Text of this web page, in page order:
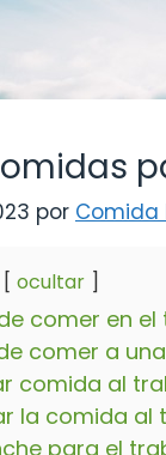
por Comida
ocultar
comer en
comer a
comida al
la comida al
para el